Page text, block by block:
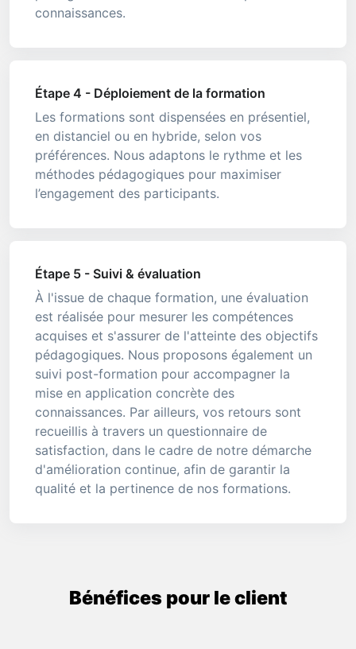
connaissances.
Étape 4 - Déploiement de la formation
Les formations sont dispensées en présentiel,
en distanciel ou en hybride, selon vos
préférences. Nous adaptons le rythme et les
méthodes pédagogiques pour maximiser
l’engagement des participants.
Étape 5 - Suivi & évaluation
À l'issue de chaque formation, une évaluation
est réalisée pour mesurer les compétences
acquises et s'assurer de l'atteinte des objectifs
pédagogiques. Nous proposons également un
suivi post-formation pour accompagner la
mise en application concrète des
connaissances. Par ailleurs, vos retours sont
recueillis à travers un questionnaire de
satisfaction, dans le cadre de notre démarche
d'amélioration continue, afin de garantir la
qualité et la pertinence de nos formations.
Bénéfices pour le client